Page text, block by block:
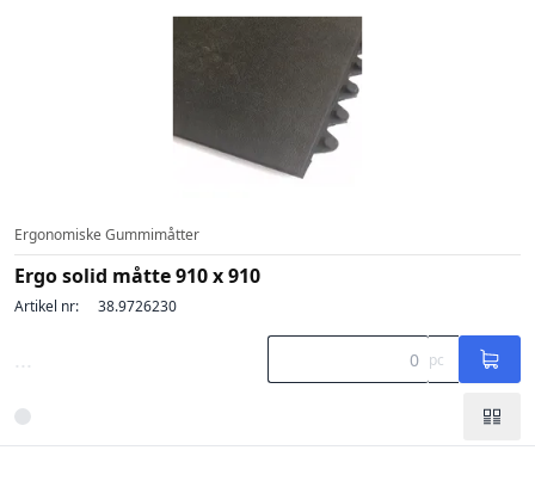
Ergonomiske Gummimåtter
Ergo solid måtte 910 x 910
Artikel nr: 38.9726230
... pc